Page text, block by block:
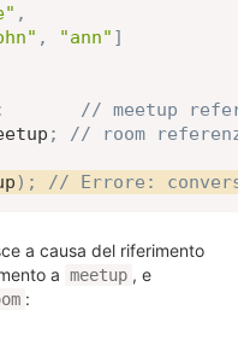
,
, "ann" ]
// meetup
; // room
) ; // Errore:
a causa del riferimento
a meetup , e
: